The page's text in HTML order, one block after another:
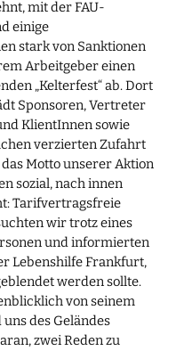
mit der FAU-
einige
stark von Sanktionen
Arbeitgeber einen
„Kelterfest“ ab. Dort
Sponsoren, Vertreter
KlientInnen sowie
verzierten Zufahrt
Motto unserer Aktion
sozial, nach innen
Tarifvertragsfreie
wir trotz eines
und informierten
Lebenshilfe Frankfurt,
werden sollte.
von seinem
des Geländes
zwei Reden zu